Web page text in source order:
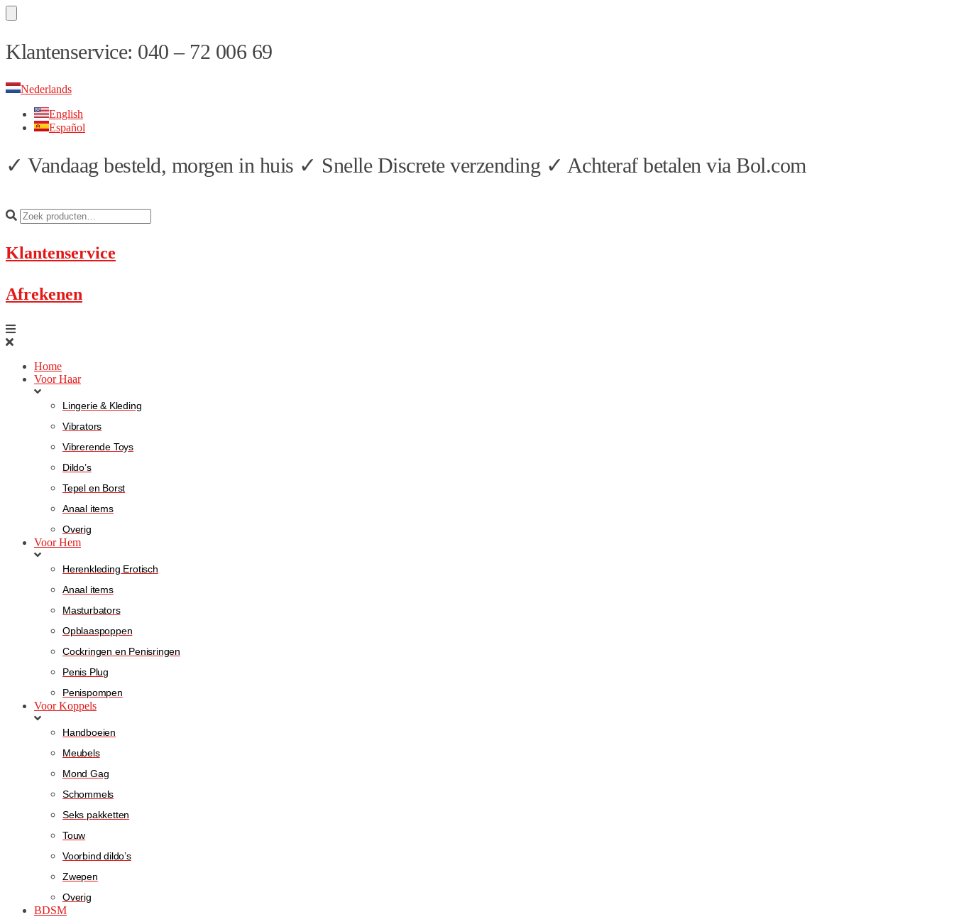
Skip
to
Skip
to
Klantenservice: 040 – 72 006 69
Nederlands
English
Español
✓ Vandaag besteld, morgen in huis ✓ Snelle Discrete verzending ✓ Achteraf betalen via Bol.com
Klantenservice
Afrekenen
Home
Voor Haar
Lingerie & Kleding
Vibrators
Vibrerende Toys
Dildo’s
Tepel en Borst
Anaal items
Overig
Voor Hem
Herenkleding Erotisch
Anaal items
Masturbators
Opblaaspoppen
Cockringen en Penisringen
Penis Plug
Penispompen
Voor Koppels
Handboeien
Meubels
Mond Gag
Schommels
Seks pakketten
Touw
Voorbind dildo’s
Zwepen
Overig
BDSM